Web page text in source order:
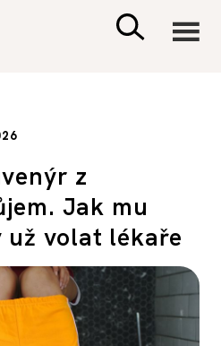
VZTAHY
z
Jak mu
volat lékaře